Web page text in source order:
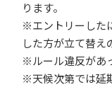
ります。
※エントリーした
した方が立て替え
※ルール違反があ
※天候次第では延